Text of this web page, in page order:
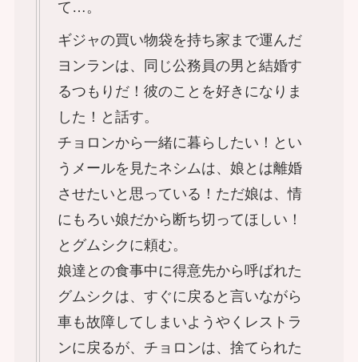
て…。
ギジャの買い物袋を持ち家まで運んだ
ヨンランは、同じ公務員の男と結婚す
るつもりだ！彼のことを好きになりま
した！と話す。
チョロンから一緒に暮らしたい！とい
うメールを見たネシムは、娘とは離婚
させたいと思っている！ただ娘は、情
にもろい娘だから断ち切ってほしい！
とグムシクに頼む。
娘達との食事中に得意先から呼ばれた
グムシクは、すぐに戻ると言いながら
車も故障してしまいようやくレストラ
ンに戻るが、チョロンは、捨てられた